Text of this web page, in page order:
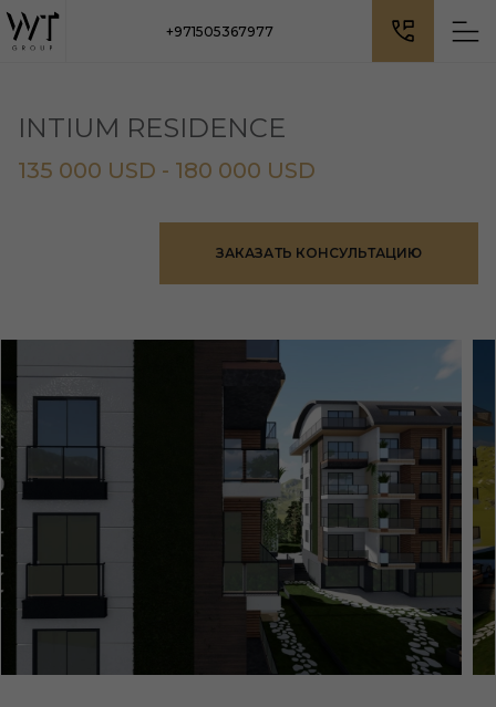
+971505367977
INTIUM RESIDENCE
135 000 USD - 180 000 USD
ЗАКАЗАТЬ КОНСУЛЬТАЦИЮ